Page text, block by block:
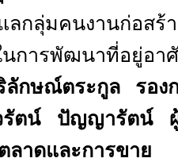
ลกลุ่มคนงานก่อสร้
นการพัฒนาที่อยู่อ
กษณ์ตระกูล รอง
รัตน์ ปัญญารัตน์ ผู้
ลาดและการขาย